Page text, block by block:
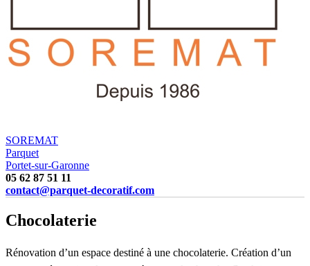
SOREMAT
Parquet
Portet-sur-Garonne
05 62 87 51 11
contact@parquet-decoratif.com
Chocolaterie
Rénovation d’un espace destiné à une chocolaterie. Création d’un